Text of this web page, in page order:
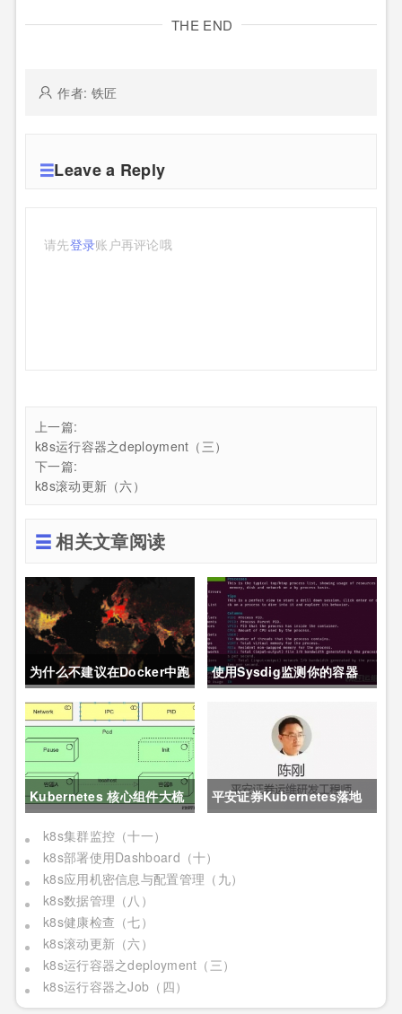
THE END
作者: 铁匠
Leave a Reply
请先登录账户再评论哦
上一篇:
k8s运行容器之deployment（三）
下一篇:
k8s滚动更新（六）
相关文章阅读
为什么不建议在Docker中跑
MySQL?
使用Sysdig监测你的容器
Kubernetes 核心组件大梳
理，看完更明白了
平安证券Kubernetes落地
k8s集群监控（十一）
k8s部署使用Dashboard（十）
k8s应用机密信息与配置管理（九）
k8s数据管理（八）
k8s健康检查（七）
k8s滚动更新（六）
k8s运行容器之deployment（三）
k8s运行容器之Job（四）